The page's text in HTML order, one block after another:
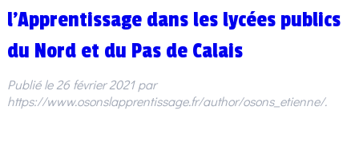
l’Apprentissage dans les lycées publics
du Nord et du Pas de Calais
Publié le26 février 2021par
https://www.osonslapprentissage.fr/author/osons_etienne/.